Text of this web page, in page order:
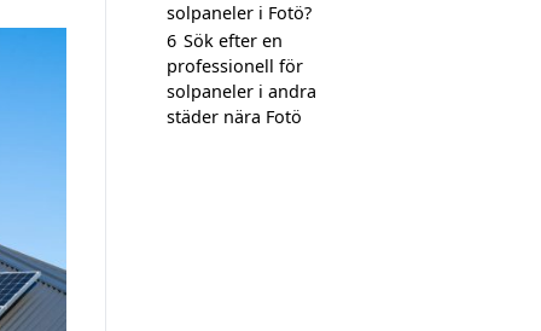
solpaneler i Fotö?
6 Sök efter en
professionell för
solpaneler i andra
städer nära Fotö